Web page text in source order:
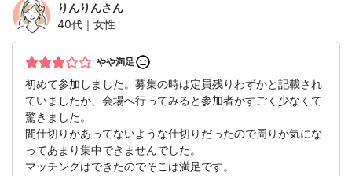
りんりんさん
40代｜女性
やや満足
初めて参加しました。募集の時は定員残りわずかと記載され
ていましたが、会場へ行ってみると参加者がすごく少なくて
驚きました。
間仕切りがあってないような仕切りだったので周りが気にな
ってあまり集中できませんでした。
マッチングはできたのでそこは満足です。